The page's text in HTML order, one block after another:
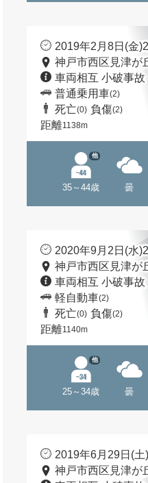
2019年2月8日(金
神戸市西区見津が
車両相互 小破事故
普通乗用車(2)
死亡(0) 負傷(2)
距離1138m
35～44歳
他
曇
2020年9月2日(水
神戸市西区見津が
車両相互 小破事故
軽自動車(2)
死亡(0) 負傷(2)
距離1140m
25～34歳
他
曇
2019年6月29日(土
神戸市西区見津が